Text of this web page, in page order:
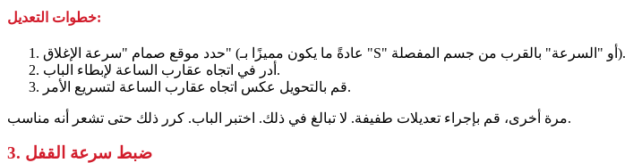
خطوات التعديل:
حدد موقع صمام "سرعة الإغلاق" (عادةً ما يكون مميزًا بـ "S" أو "السرعة" بالقرب من جسم المفصلة).
أدر في اتجاه عقارب الساعة لإبطاء الباب.
قم بالتحويل عكس اتجاه عقارب الساعة لتسريع الأمر.
مرة أخرى، قم بإجراء تعديلات طفيفة. لا تبالغ في ذلك. اختبر الباب. كرر ذلك حتى تشعر أنه مناسب.
3. ضبط سرعة القفل